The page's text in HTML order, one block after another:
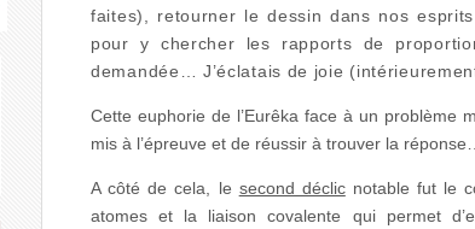
faites), retourner le dessin dans nos
pour y chercher les rapports de
demandée… J’éclatais de joie
Cette euphorie de l’Eurêka face à un problème
mis à l’épreuve et de réussir à trouver la
A côté de cela, le second déclicnotable fut le
atomes et la liaison covalente qui permet